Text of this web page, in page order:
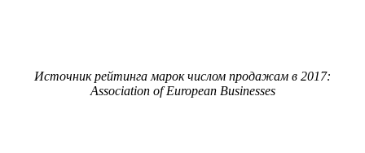
Источник рейтинга марок числом продажам в 2017:
Association of European Businesses